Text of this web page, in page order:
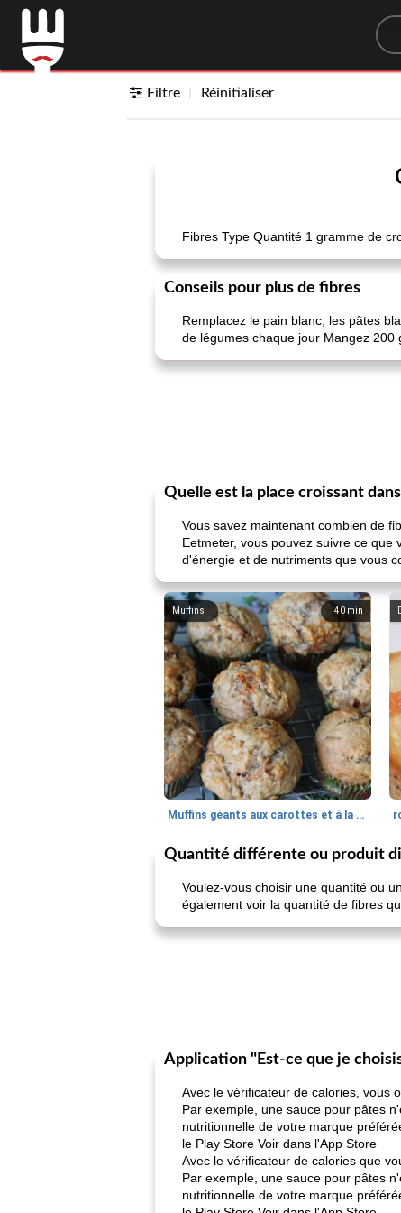
Filtre Réinitialiser
Fibres Type Quantité 1 gramme de
Conseils pour plus de fibres
Remplacez le pain blanc, les pâtes
de légumes chaque jour Mangez
Quelle est la place croissant
Vous savez maintenant combien de
Eetmeter, vous pouvez suivre ce
d'énergie et de nutriments que vous
40 min
Muffins
Muffins géants aux carottes et à la banane de Nif
Quantité différente ou produit
Voulez-vous choisir une quantité ou
également voir la quantité de fibres
Application "Est-ce que je
Avec le vérificateur de calories, vous
Par exemple, une sauce pour pâtes
nutritionnelle de votre marque
le Play Store Voir dans l'App Store
Avec le vérificateur de calories que
Par exemple, une sauce pour pâtes
nutritionnelle de votre marque